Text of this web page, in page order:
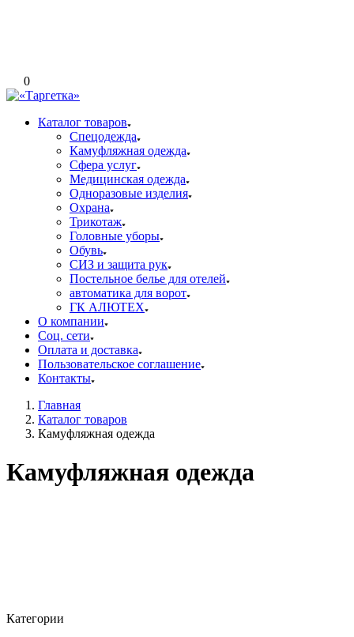
0
Каталог товаров
Спецодежда
Камуфляжная одежда
Сфера услуг
Медицинская одежда
Одноразовые изделия
Охрана
Трикотаж
Головные уборы
Обувь
СИЗ и защита рук
Постельное белье для отелей
автоматика для ворот
ГК АЛЮТЕХ
О компании
Соц. сети
Оплата и доставка
Пользовательское соглашение
Контакты
Главная
Каталог товаров
Камуфляжная одежда
Камуфляжная одежда
Категории